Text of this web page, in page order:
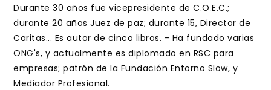
Durante 30 años fue vicepresidente de C.O.E.C.;
durante 20 años Juez de paz; durante 15, Director de
Caritas... Es autor de cinco libros. - Ha fundado varias
ONG's, y actualmente es diplomado en RSC para
empresas; patrón de la Fundación Entorno Slow, y
Mediador Profesional.